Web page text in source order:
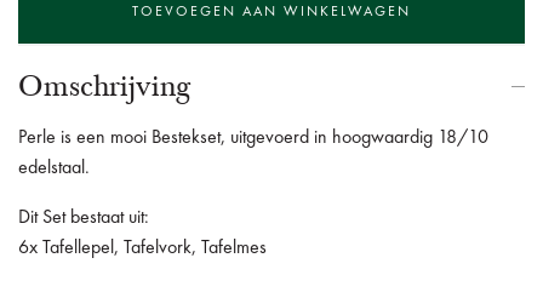
Omschrijving
Perle is een mooi Bestekset, uitgevoerd in hoogwaardig 18/10
edelstaal.
Dit Set bestaat uit:
6x Tafellepel, Tafelvork, Tafelmes